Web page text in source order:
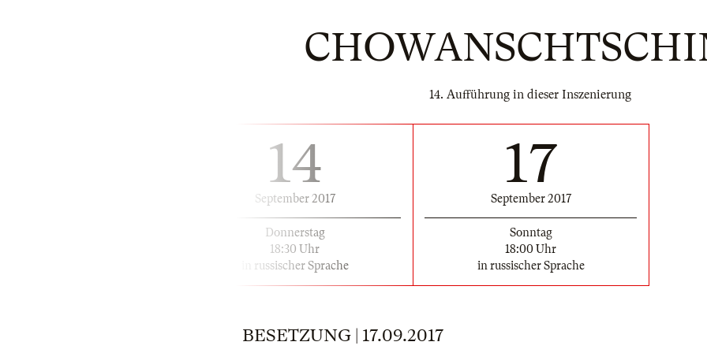
14. Aufführung in dieser Inszenierung
14
September 2017
Donnerstag
18:30 Uhr
in russischer Sprache
17
September 2017
Sonntag
18:00 Uhr
in russischer Sprache
BESETZUNG | 17.09.2017